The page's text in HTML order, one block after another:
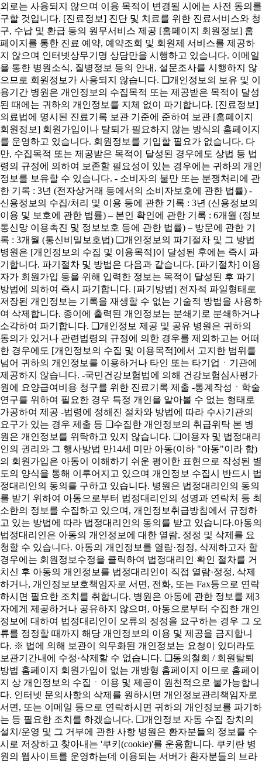
외로는 사용되지 않으며 이용 목적이 변경될 시에는 사전 동의를
구할 것입니다. [진료정보] 진단 및 치료를 위한 진료서비스와 청
구, 수납 및 환급 등의 원무서비스 제공 [홈페이지 회원정보] 홈
페이지를 통한 진료 예약, 예약조회 및 회원제 서비스를 제공하
지 않으며 인터넷상무기명 상담만을 시행하고 있습니다. 이메일
을 통한 병원소식, 질병정보 등의 안내, 설문조사를 시행하지 않
으므로 회원정보가 사용되지 않습니다. ❑개인정보의 보유 및 이
용기간 병원은 개인정보의 수집목적 또는 제공받은 목적이 달성
된 때에는 귀하의 개인정보를 지체 없이 파기합니다. [진료정보]
의료법에 명시된 진료기록 보관 기준에 준하여 보관 [홈페이지
회원정보] 회원가입이나 탈퇴가 필요하지 않는 방식의 홈페이지
를 운영하고 있습니다. 회원정보를 기입할 필요가 없습니다. 다
만, 수집목적 또는 제공받은 목적이 달성된 경우에도 상법 등 법
령의 규정에 의하여 보존할 필요성이 있는 경우에는 귀하의 개인
정보를 보유할 수 있습니다. - 소비자의 불만 또는 분쟁처리에 관
한 기록 : 3년 (전자상거래 등에서의 소비자보호에 관한 법률) -
신용정보의 수집/처리 및 이용 등에 관한 기록 : 3년 (신용정보의
이용 및 보호에 관한 법률) – 본인 확인에 관한 기록 : 6개월 (정보
통신망 이용촉진 및 정보보호 등에 관한 법률) – 방문에 관한 기
록 : 3개월 (통신비밀보호법) ❑개인정보의 파기절차 및 그 방법
병원은 [개인정보의 수집 및 이용목적]이 달성된 후에는 즉시 파
기합니다. 파기절차 및 방법은 다음과 같습니다. [파기절차] 이용
자가 회원가입 등을 위해 입력한 정보는 목적이 달성된 후 파기
방법에 의하여 즉시 파기합니다. [파기방법] 전자적 파일형태로
저장된 개인정보는 기록을 재생할 수 없는 기술적 방법을 사용하
여 삭제합니다. 종이에 출력된 개인정보는 분쇄기로 분쇄하거나
소각하여 파기합니다. ❑개인정보 제공 및 공유 병원은 귀하의
동의가 있거나 관련법령의 규정에 의한 경우를 제외하고는 어떠
한 경우에도 [개인정보의 수집 및 이용목적]에서 고지한 범위를
넘어 귀하의 개인정보를 이용하거나 타인 또는 타기업ㆍ기관에
제공하지 않습니다. -국민건강보험법에 의해 건강보험심사평가
원에 요양급여비용 청구를 위한 진료기록 제출 -통계작성ㆍ학술
연구를 위하여 필요한 경우 특정 개인을 알아볼 수 없는 형태로
가공하여 제공 -법령에 정해진 절차와 방법에 따라 수사기관의
요구가 있는 경우 제출 등 ❑수집한 개인정보의 취급위탁 본 병
원은 개인정보를 위탁하고 있지 않습니다. ❑이용자 및 법정대리
인의 권리와 그 행사방법 만14세 미만 아동(이하 "아동"이라 함)
의 회원가입은 아동이 이해하기 쉬운 평이한 표현으로 작성된 별
도의 양식을 통해 이루어지고 있으며 개인정보 수집시 반드시 법
정대리인의 동의를 구하고 있습니다. 병원은 법정대리인의 동의
를 받기 위하여 아동으로부터 법정대리인의 성명과 연락처 등 최
소한의 정보를 수집하고 있으며, 개인정보취급방침에서 규정하
고 있는 방법에 따라 법정대리인의 동의를 받고 있습니다.아동의
법정대리인은 아동의 개인정보에 대한 열람, 정정 및 삭제를 요
청할 수 있습니다. 아동의 개인정보를 열람·정정, 삭제하고자 할
경우에는 회원정보수정을 클릭하여 법정대리인 확인 절차를 거
치신 후 아동의 개인정보를 법정대리인이 직접 열람·정정, 삭제
하거나, 개인정보보호책임자로 서면, 전화, 또는 Fax등으로 연락
하시면 필요한 조치를 취합니다. 병원은 아동에 관한 정보를 제3
자에게 제공하거나 공유하지 않으며, 아동으로부터 수집한 개인
정보에 대하여 법정대리인이 오류의 정정을 요구하는 경우 그 오
류를 정정할 때까지 해당 개인정보의 이용 및 제공을 금지합니
다. ※ 법에 의해 보관이 의무화된 개인정보는 요청이 있더라도
보관기간내에 수정·삭제할 수 없습니다. ❑동의철회 / 회원탈퇴
방법 홈페이지 회원가입이 없는 개방형 홈페이지 이므로 홈페이
지 상 개인정보의 수집ㆍ이용 및 제공이 원천적으로 불가능합니
다. 인터넷 문의사항의 삭제를 원하시면 개인정보관리책임자로
서면, 또는 이메일 등으로 연락하시면 귀하의 개인정보를 파기하
는 등 필요한 조치를 하겠습니다. ❑개인정보 자동 수집 장치의
설치/운영 및 그 거부에 관한 사항 병원은 환자분들의 정보를 수
시로 저장하고 찾아내는 '쿠키(cookie)'를 운용합니다. 쿠키란 병
원의 웹사이트를 운영하는데 이용되는 서버가 환자분들의 브라